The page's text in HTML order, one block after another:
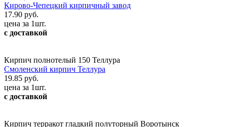
Кирово-Чепецкий кирпичный завод
17.90 руб.
цена за 1шт.
с доставкой
Кирпич полнотелый 150 Теллура
Смоленский кирпич Теллура
19.85 руб.
цена за 1шт.
с доставкой
Кирпич терракот гладкий полуторный Воротынск